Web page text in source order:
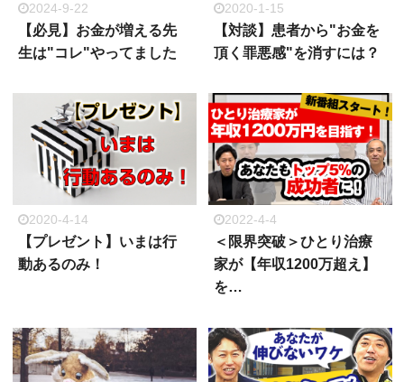
2024-9-22
【必見】お金が増える先
生は"コレ"やってました
2020-1-15
【対談】患者から"お金を
頂く罪悪感"を消すには？
2020-4-14
【プレゼント】いまは行
動あるのみ！
2022-4-4
＜限界突破＞ひとり治療
家が【年収1200万超え】
を…